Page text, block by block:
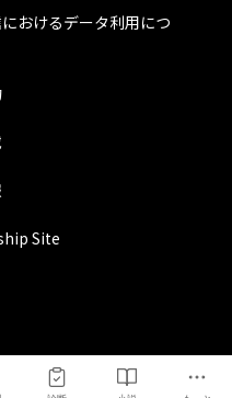
おけるデータ利用につ
Site
Corporation